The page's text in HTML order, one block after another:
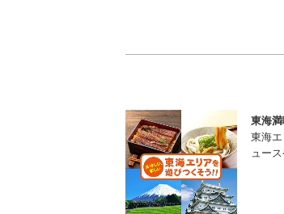
東海
東海
ュー